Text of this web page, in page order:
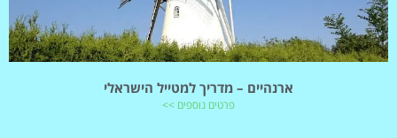
ארנהיים – מדריך למטייל הישראלי
פרטים נוספים >>